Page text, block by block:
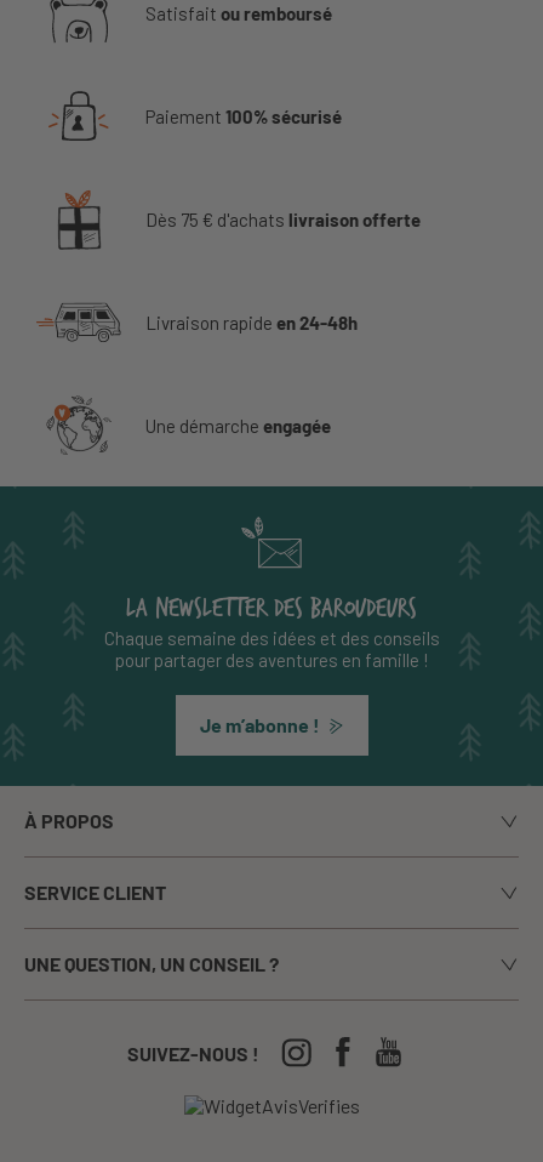
Satisfait ou remboursé
Paiement 100% sécurisé
Dès 75 € d'achats livraison offerte
Livraison rapide en 24-48h
Une démarche engagée
LA NEWSLETTER DES BAROUDEURS
Chaque semaine des idées et des conseils
pour partager des aventures en famille !
Je m’abonne !
À PROPOS
Notre histoire
Le blog
Nos marques
La presse en parle
Nos Festivals
SERVICE CLIENT
Livraison
Paiement sécurisé
Echanges / Retours
UNE QUESTION, UN CONSEIL ?
Appelez-nous du lundi au vendredi de 9h00 à 17h00
04-50-63-93-44
SUIVEZ-NOUS !